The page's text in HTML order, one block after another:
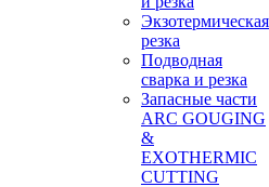
Экзотермическая
резка
Подводная
сварка и резка
Запасные части
ARC GOUGING
&
EXOTHERMIC
CUTTING